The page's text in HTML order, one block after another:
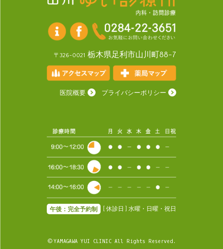
〒326-0021 栃木県足利市山川町88-7
プライバシーポリシー
医院概要
午後：完全予約制 [ 休診日 ] 水曜・日曜・祝日
© YAMAGAWA YUI CLINIC All Rights Reserved.